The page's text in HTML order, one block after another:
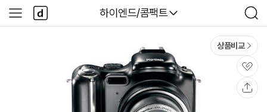
다나와
하이엔드/콤팩트
검
색
사
이
다
나
와
상품비교
관
심